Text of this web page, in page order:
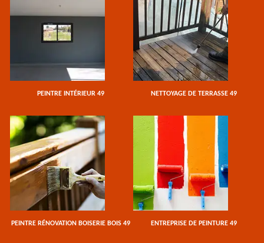
PEINTRE INTÉRIEUR 49 NETTOYAGE DE TERRASSE 49
PEINTRE RÉNOVATION BOISERIE BOIS 49 ENTREPRISE DE PEINTURE 49